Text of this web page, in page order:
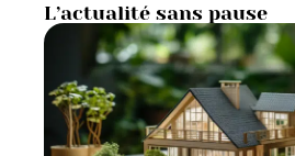
L’actualité sans pause